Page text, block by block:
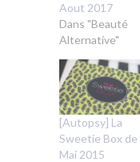
Aout 2017
Dans "Beauté
Alternative"
[Autopsy] La
Sweetie Box de
Mai 2015